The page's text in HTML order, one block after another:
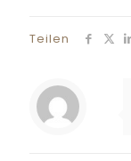
Teilen